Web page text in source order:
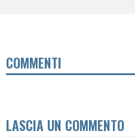
COMMENTI
LASCIA UN COMMENTO